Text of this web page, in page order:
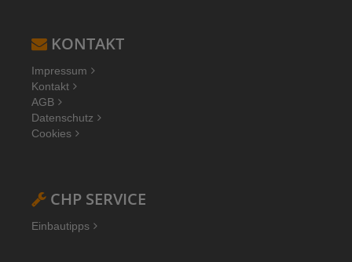
KONTAKT
Impressum
Kontakt
AGB
Datenschutz
Cookies
CHP SERVICE
Einbautipps